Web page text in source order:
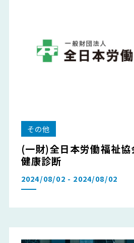
その他
(一財)全日本労働福祉協
健康診断
2024/08/02 - 2024/08/02